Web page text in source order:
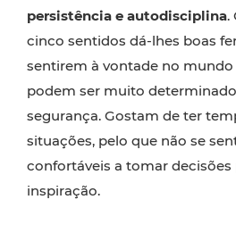
persistência e autodisciplina.
cinco sentidos dá-lhes boas
sentirem à vontade no
podem ser muito
segurança. Gostam de ter
situações, pelo que não se
confortáveis a tomar decisões
inspiração.